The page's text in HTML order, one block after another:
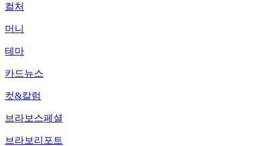
컬처
머니
테마
카드뉴스
컷&칼럼
브라보스페셜
브라보리포트